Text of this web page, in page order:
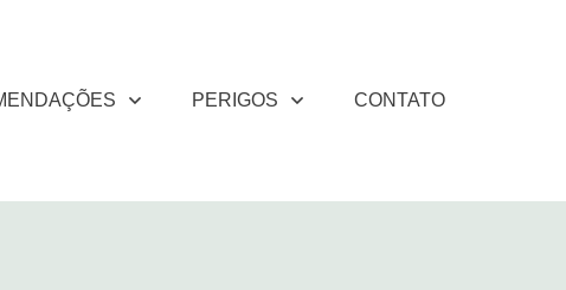
PERIGOS CONTATO